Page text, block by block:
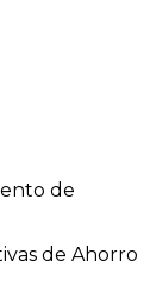
de
de Ahorro